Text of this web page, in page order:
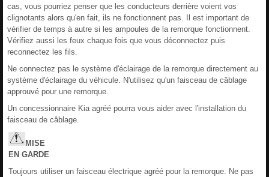
cas, vous pourriez penser que les conducteurs derrière voient vos
clignotants alors qu'en fait, ils ne fonctionnent pas. Il est important de
vérifier de temps à autre si les ampoules de la remorque fonctionnent.
Vérifiez aussi les feux chaque fois que vous déconnectez puis
reconnectez les fils.
Ne connectez pas le système d'éclairage de la remorque directement au
système d'éclairage du véhicule. N'utilisez qu'un faisceau de câblage
approuvé pour une remorque.
Un concessionnaire Kia agréé pourra vous aider avec l'installation du
faisceau de câblage.
MISE
EN GARDE
Toujours utiliser un faisceau électrique agréé pour la remorque. Ne pas